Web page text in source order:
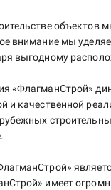
объектов
внимание мы
выгодному
«ФлагманСтрой»
и качественной
имеет